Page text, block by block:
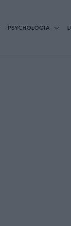
PSYCHOLOGIA